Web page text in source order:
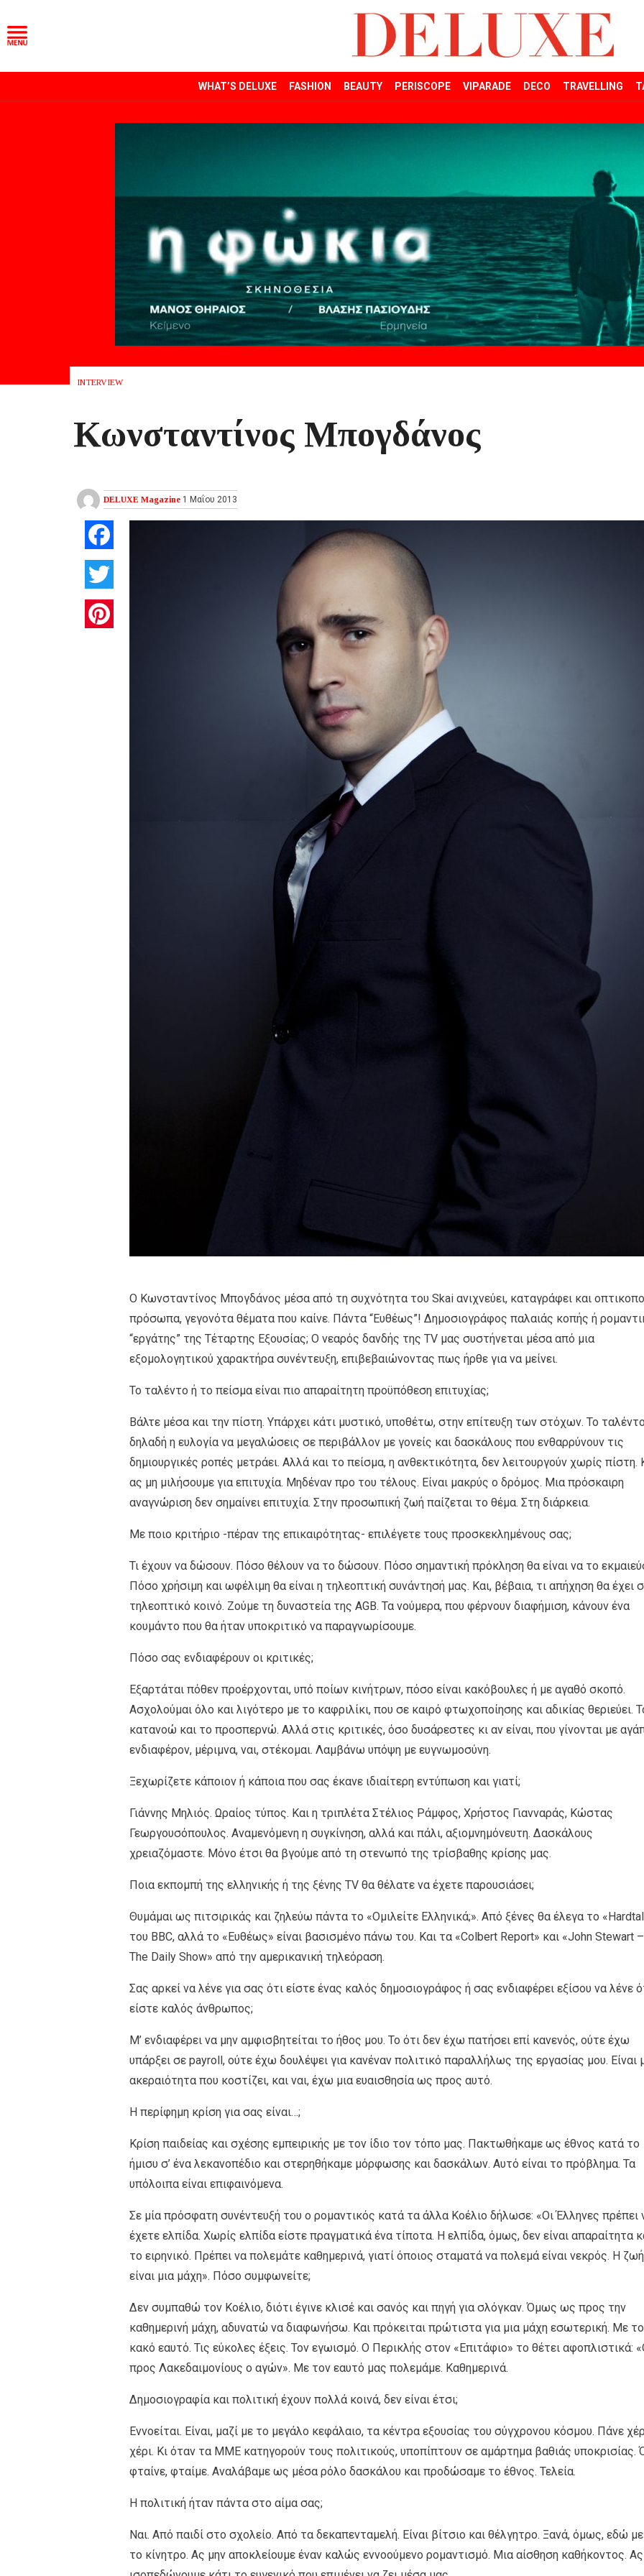
WHAT’S DELUXE FASHION BEAUTY PERISCOPE VIPARADE DECO TRAVELLING
INTERVIEW
Κωνσταντίνος Μπογδάνος
DELUXE Magazine 1 Μαΐου 2013
Ο Κωνσταντίνος Μπογδάνος μέσα από τη συχνότητα του Skai ανιχνεύει, καταγράφει και
πρόσωπα, γεγονότα θέματα που καίνε. Πάντα “Ευθέως”! Δημοσιογράφος παλαιάς κοπής ή
“εργάτης” της Τέταρτης Εξουσίας; Ο νεαρός δανδής της TV μας συστήνεται μέσα από μια
εξομολογητικού χαρακτήρα συνέντευξη, επιβεβαιώνοντας πως ήρθε για να μείνει.
Το ταλέντο ή το πείσμα είναι πιο απαραίτητη προϋπόθεση επιτυχίας;
Βάλτε μέσα και την πίστη. Υπάρχει κάτι μυστικό, υποθέτω, στην επίτευξη των στόχων. Το
δηλαδή η ευλογία να μεγαλώσεις σε περιβάλλον με γονείς και δασκάλους που ενθαρρύνουν τις
δημιουργικές ροπές μετράει. Αλλά και το πείσμα, η ανθεκτικότητα, δεν λειτουργούν χωρίς πίστη.
ας μη μιλήσουμε για επιτυχία. Μηδέναν προ του τέλους. Είναι μακρύς ο δρόμος. Μια πρόσκαιρη
αναγνώριση δεν σημαίνει επιτυχία. Στην προσωπική ζωή παίζεται το θέμα. Στη διάρκεια.
Με ποιο κριτήριο -πέραν της επικαιρότητας- επιλέγετε τους προσκεκλημένους σας;
Τι έχουν να δώσουν. Πόσο θέλουν να το δώσουν. Πόσο σημαντική πρόκληση θα είναι να το
Πόσο χρήσιμη και ωφέλιμη θα είναι η τηλεοπτική συνάντησή μας. Και, βέβαια, τι απήχηση θα έχει
τηλεοπτικό κοινό. Ζούμε τη δυναστεία της AGB. Τα νούμερα, που φέρνουν διαφήμιση, κάνουν ένα
κουμάντο που θα ήταν υποκριτικό να παραγνωρίσουμε.
Πόσο σας ενδιαφέρουν οι κριτικές;
Εξαρτάται πόθεν προέρχονται, υπό ποίων κινήτρων, πόσο είναι κακόβουλες ή με αγαθό σκοπό.
Ασχολούμαι όλο και λιγότερο με το καφριλίκι, που σε καιρό φτωχοποίησης και αδικίας θεριεύει.
κατανοώ και το προσπερνώ. Αλλά στις κριτικές, όσο δυσάρεστες κι αν είναι, που γίνονται με
ενδιαφέρον, μέριμνα, ναι, στέκομαι. Λαμβάνω υπόψη με ευγνωμοσύνη.
Ξεχωρίζετε κάποιον ή κάποια που σας έκανε ιδιαίτερη εντύπωση και γιατί;
Γιάννης Μηλιός. Ωραίος τύπος. Και η τριπλέτα Στέλιος Ράμφος, Χρήστος Γιανναράς, Κώστας
Γεωργουσόπουλος. Αναμενόμενη η συγκίνηση, αλλά και πάλι, αξιομνημόνευτη. Δασκάλους
χρειαζόμαστε. Μόνο έτσι θα βγούμε από τη στενωπό της τρίσβαθης κρίσης μας.
Ποια εκπομπή της ελληνικής ή της ξένης TV θα θέλατε να έχετε παρουσιάσει;
Θυμάμαι ως πιτσιρικάς και ζηλεύω πάντα το «Ομιλείτε Ελληνικά;». Από ξένες θα έλεγα το
του BBC, αλλά το «Ευθέως» είναι βασισμένο πάνω του. Και τα «Colbert Report» και «John Stewart –
The Daily Show» από την αμερικανική τηλεόραση.
Σας αρκεί να λένε για σας ότι είστε ένας καλός δημοσιογράφος ή σας ενδιαφέρει εξίσου να λένε
είστε καλός άνθρωπος;
Μ’ ενδιαφέρει να μην αμφισβητείται το ήθος μου. Το ότι δεν έχω πατήσει επί κανενός, ούτε έχω
υπάρξει σε payroll, ούτε έχω δουλέψει για κανέναν πολιτικό παραλλήλως της εργασίας μου. Είναι
ακεραιότητα που κοστίζει, και ναι, έχω μια ευαισθησία ως προς αυτό.
Η περίφημη κρίση για σας είναι…;
Κρίση παιδείας και σχέσης εμπειρικής με τον ίδιο τον τόπο μας. Πακτωθήκαμε ως έθνος κατά το
ήμισυ σ’ ένα λεκανοπέδιο και στερηθήκαμε μόρφωσης και δασκάλων. Αυτό είναι το πρόβλημα. Τα
υπόλοιπα είναι επιφαινόμενα.
Σε μία πρόσφατη συνέντευξή του ο ρομαντικός κατά τα άλλα Κοέλιο δήλωσε: «Οι Έλληνες πρέπει
έχετε ελπίδα. Χωρίς ελπίδα είστε πραγματικά ένα τίποτα. Η ελπίδα, όμως, δεν είναι απαραίτητα
το ειρηνικό. Πρέπει να πολεμάτε καθημερινά, γιατί όποιος σταματά να πολεμά είναι νεκρός. Η ζωή
είναι μια μάχη». Πόσο συμφωνείτε;
Δεν συμπαθώ τον Κοέλιο, διότι έγινε κλισέ και σανός και πηγή για σλόγκαν. Όμως ως προς την
καθημερινή μάχη, αδυνατώ να διαφωνήσω. Και πρόκειται πρώτιστα για μια μάχη εσωτερική. Με
κακό εαυτό. Τις εύκολες έξεις. Τον εγωισμό. Ο Περικλής στον «Επιτάφιο» το θέτει αφοπλιστικά:
προς Λακεδαιμονίους ο αγών». Με τον εαυτό μας πολεμάμε. Καθημερινά.
Δημοσιογραφία και πολιτική έχουν πολλά κοινά, δεν είναι έτσι;
Εννοείται. Είναι, μαζί με το μεγάλο κεφάλαιο, τα κέντρα εξουσίας του σύγχρονου κόσμου. Πάνε
χέρι. Κι όταν τα ΜΜΕ κατηγορούν τους πολιτικούς, υποπίπτουν σε αμάρτημα βαθιάς υποκρισίας.
φταίνε, φταίμε. Αναλάβαμε ως μέσα ρόλο δασκάλου και προδώσαμε το έθνος. Τελεία.
Η πολιτική ήταν πάντα στο αίμα σας;
Ναι. Από παιδί στο σχολείο. Από τα δεκαπενταμελή. Είναι βίτσιο και θέλγητρο. Ξανά, όμως, εδώ
το κίνητρο. Ας μην αποκλείουμε έναν καλώς εννοούμενο ρομαντισμό. Μια αίσθηση καθήκοντος.